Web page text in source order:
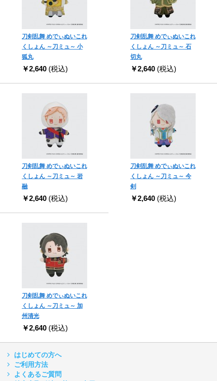
刀剣乱舞 めでぃぬいこれ
くしょん ～刀ミュ～ 小
狐丸
￥2,640 (税込)
刀剣乱舞 めでぃぬいこれ
くしょん ～刀ミュ～ 石
切丸
￥2,640 (税込)
刀剣乱舞 めでぃぬいこれ
くしょん ～刀ミュ～ 岩
融
￥2,640 (税込)
刀剣乱舞 めでぃぬいこれ
くしょん ～刀ミュ～ 今
剣
￥2,640 (税込)
刀剣乱舞 めでぃぬいこれ
くしょん ～刀ミュ～ 加
州清光
￥2,640 (税込)
はじめての方へ
ご利用方法
よくあるご質問